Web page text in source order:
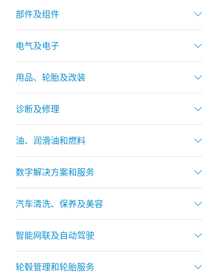
部件及组件
电气及电子
用品、轮胎及改装
诊断及修理
油、润滑油和燃料
数字解决方案和服务
汽车清洗、保养及美容
智能网联及自动驾驶
轮毂管理和轮胎服务